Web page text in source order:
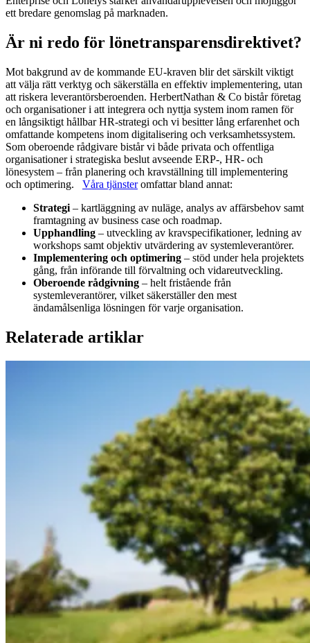
ett bredare genomslag på marknaden.
Är ni redo för lönetransparensdirektivet?
Mot bakgrund av de kommande EU-kraven blir det särskilt viktigt
att välja rätt verktyg och säkerställa en effektiv implementering, utan
att riskera leverantörsberoenden. HerbertNathan & Co bistår företag
och organisationer i att integrera och nyttja system inom ramen för
en långsiktigt hållbar HR-strategi och vi besitter lång erfarenhet och
omfattande kompetens inom digitalisering och verksamhetssystem.
Som oberoende rådgivare bistår vi både privata och offentliga
organisationer i strategiska beslut avseende ERP-, HR- och
lönesystem – från planering och kravställning till implementering
och optimering. Våra tjänsteromfattar bland annat:
Strategi – kartläggning av nuläge, analys av affärsbehov samt
framtagning av business case och roadmap.
Upphandling – utveckling av kravspecifikationer, ledning av
workshops samt objektiv utvärdering av systemleverantörer.
Implementering och optimering – stöd under hela projektets
gång, från införande till förvaltning och vidareutveckling.
Oberoende rådgivning – helt fristående från
systemleverantörer, vilket säkerställer den mest
ändamålsenliga lösningen för varje organisation.
Relaterade artiklar